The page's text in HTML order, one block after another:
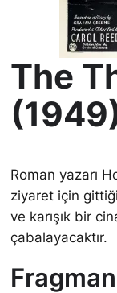
The
Roman yazarı
ziyaret için
ve karışık bir
çabalayacaktır.
Fragman